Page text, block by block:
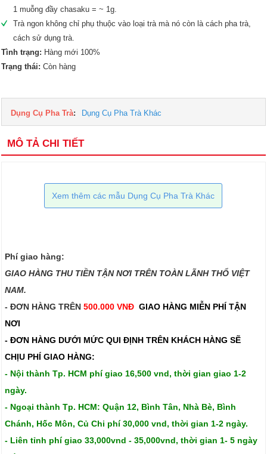
1 muỗng đầy chasaku = ~ 1g.
Trà ngon không chỉ phụ thuộc vào loại trà mà nó còn là cách pha trà,
cách sử dụng trà.
Tình trạng: Hàng mới 100%
Trạng thái:Còn hàng
Dụng Cụ Pha Trà: Dụng Cụ Pha Trà Khác
MÔ TẢ CHI TIẾT
Xem thêm các mẫu Dụng Cụ Pha Trà Khác
Phí giao hàng:
GIAO HÀNG THU TIỀN TẬN NƠI TRÊN TOÀN LÃNH THỔ VIỆT
NAM.​​
- ĐƠN HÀNG TRÊN500.000 VNĐ GIAO HÀNG MIỄN PHÍ TẬN
NƠI
- ĐƠN HÀNG DƯỚI MỨC QUI ĐỊNH TRÊN KHÁCH HÀNG SẼ
CHỊU PHÍ GIAO HÀNG:
- Nội thành Tp. HCM phí giao 16,500 vnd, thời gian giao 1-2
ngày.
- Ngoại thành Tp. HCM: Quận 12, Bình Tân, Nhà Bè, Bình
Chánh, Hốc Môn, Củ Chi phí 30,000 vnd, thời gian 1-2 ngày.
- Liên tỉnh phí giao 33,000vnd - 35,000vnd, thời gian 1- 5 ngày